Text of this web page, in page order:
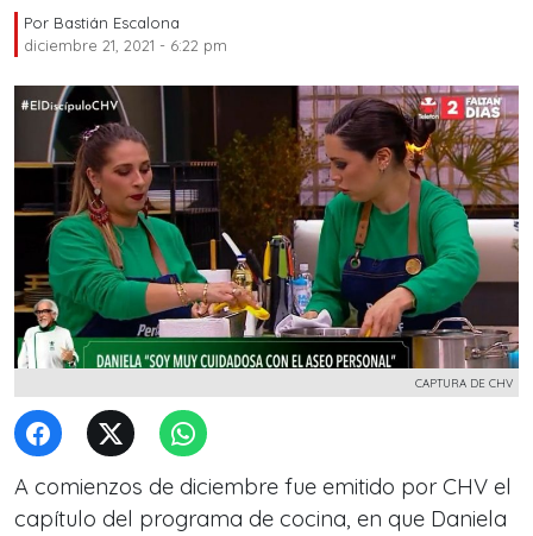
Por Bastián Escalona
diciembre 21, 2021 - 6:22 pm
CAPTURA DE CHV
A comienzos de diciembre fue emitido por CHV el
capítulo del programa de cocina, en que Daniela